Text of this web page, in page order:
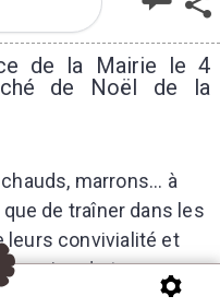
de la Mairie le 4
de Noël de la
marrons... à
de traîner dans les
leurs convivialité et
de trouver
Tout au long du